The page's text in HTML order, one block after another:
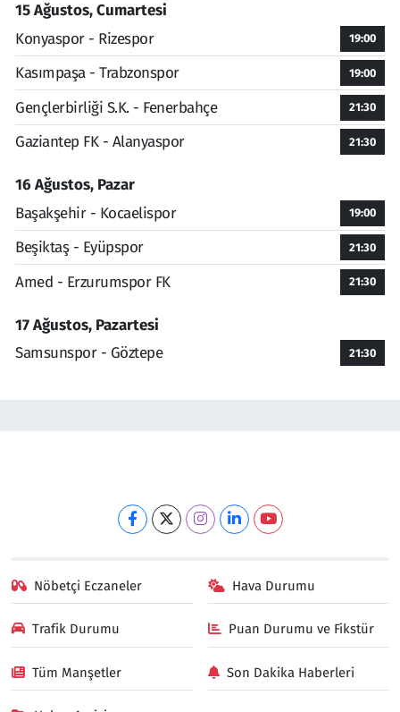
15 Ağustos, Cumartesi
Konyaspor - Rizespor
19:00
Kasımpaşa - Trabzonspor 19:00
Gençlerbirliği S.K. - Fenerbahçe 21:30
Gaziantep FK - Alanyaspor 21:30
16 Ağustos, Pazar
Başakşehir - Kocaelispor
19:00
Beşiktaş - Eyüpspor 21:30
Amed - Erzurumspor FK 21:30
17 Ağustos, Pazartesi
Samsunspor - Göztepe
21:30
Nöbetçi Eczaneler Hava Durumu
Trafik Durumu Puan Durumu ve Fikstür
Tüm Manşetler Son Dakika Haberleri